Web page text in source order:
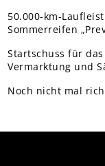
50.000-km-
Sommerreifen
Startschuss für
Vermarktung und
Noch nicht mal